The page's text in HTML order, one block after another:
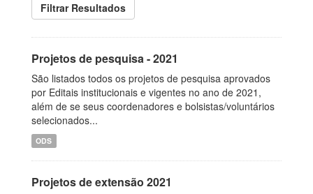
Filtrar Resultados
Projetos de pesquisa - 2021
São listados todos os projetos de pesquisa aprovados
por Editais institucionais e vigentes no ano de 2021,
além de se seus coordenadores e bolsistas/voluntários
selecionados...
ODS
Projetos de extensão 2021